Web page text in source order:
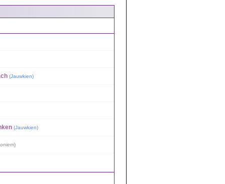
(Jauwkien)
(Jauwkien)
)